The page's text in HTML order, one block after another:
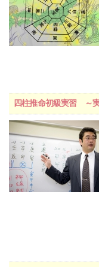
四柱推命初級実習 ～